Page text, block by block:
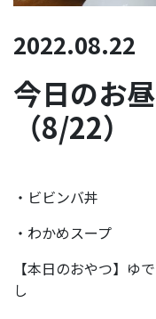
2022.08.22
今日のお
（8/22）
・ビビンバ丼
・わかめスープ
【本日のおやつ】ゆ
し